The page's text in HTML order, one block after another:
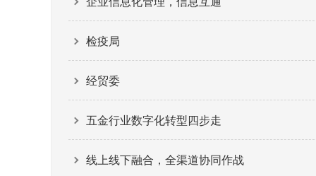
检疫局
经贸委
五金行业数字化转型四步走
线上线下融合，全渠道协同作战